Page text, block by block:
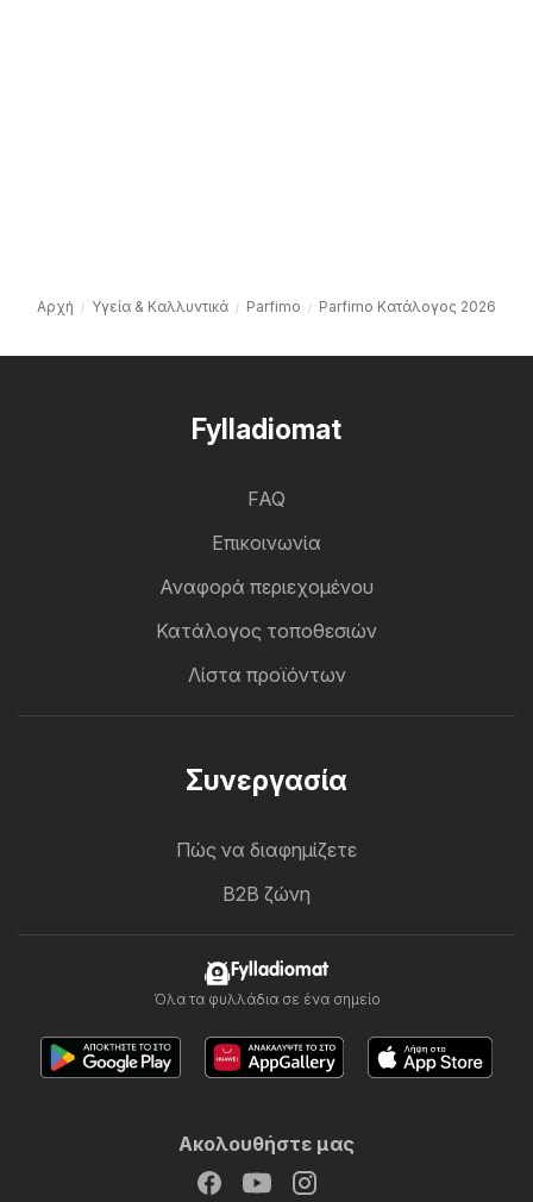
Αρχή Υγεία & Καλλυντικά Parfimo Parfimo Kατάλογος 2026
Fylladiomat
FAQ
Επικοινωνία
Αναφορά περιεχομένου
Κατάλογος τοποθεσιών
Λίστα προϊόντων
Συνεργασία
Πώς να διαφημίζετε
B2B ζώνη
Fylladiomat
Όλα τα φυλλάδια σε ένα σημείο
Ακολουθήστε μας